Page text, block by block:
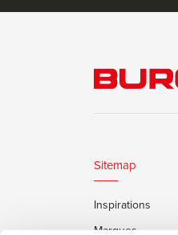
Sitemap
Inspirations
Marques